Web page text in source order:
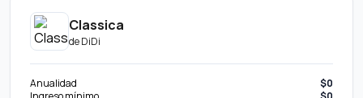
Classica
deDiDi
Anualidad
$0